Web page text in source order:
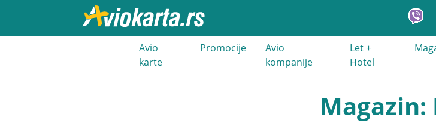
Avio
karte
Promocije
Avio
kompanije
Let +
Hotel
Magazin: